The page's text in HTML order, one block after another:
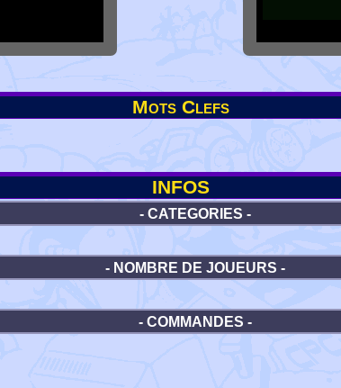
Mots Clefs
INFOS
- CATEGORIES -
- NOMBRE DE JOUEURS -
- COMMANDES -